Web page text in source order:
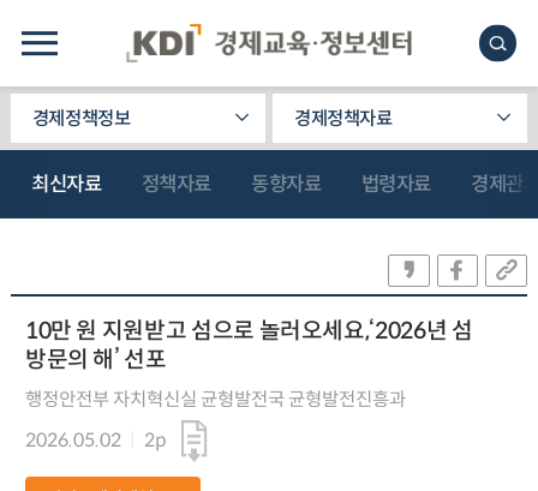
경제정책정보 경제정책자료
최신자료 정책자료 동향자료 법령자료 경제관
10만 원 지원받고 섬으로 놀러오세요,‘2026년 섬
방문의 해’ 선포
행정안전부 자치혁신실 균형발전국 균형발전진흥과
2026.05.02
2p